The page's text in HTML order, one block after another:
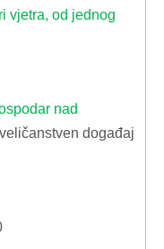
vjetra, od jednog
nad
događaj